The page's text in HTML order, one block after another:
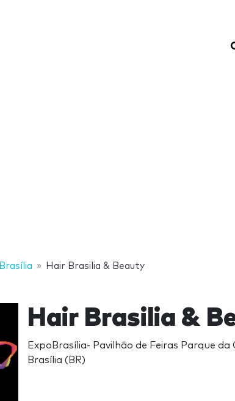
Brasília Hair Brasilia & Beauty
Hair Brasilia &
ExpoBrasília- Pavilhão de Feiras Parque da
Brasília (BR)